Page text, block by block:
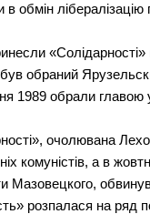
обмін лібералізацію
обраний
1989 обрали
очолювана
комуністів, а в
Мазовецкого,
розпалася на